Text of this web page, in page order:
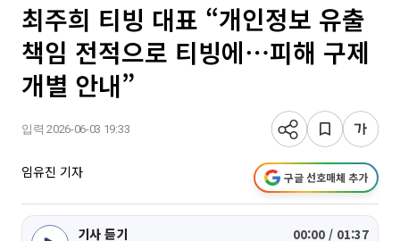
최주희 티빙 대표 “개인정보 유출
책임 전적으로 티빙에⋯피해 구제
개별 안내”
입력 2026-06-03 19:33
임유진 기자 구글 선호매체 추가
기사 듣기 00:00 / 01:37